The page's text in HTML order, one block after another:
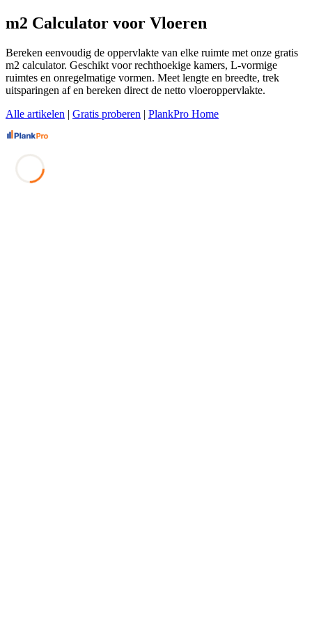
m2 Calculator voor Vloeren
Bereken eenvoudig de oppervlakte van elke ruimte met onze gratis
m2 calculator. Geschikt voor rechthoekige kamers, L-vormige
ruimtes en onregelmatige vormen. Meet lengte en breedte, trek
uitsparingen af en bereken direct de netto vloeroppervlakte.
Alle artikelen | Gratis proberen | PlankPro Home